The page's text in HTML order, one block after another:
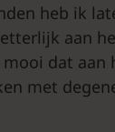
heb ik
aan
dat aan
met